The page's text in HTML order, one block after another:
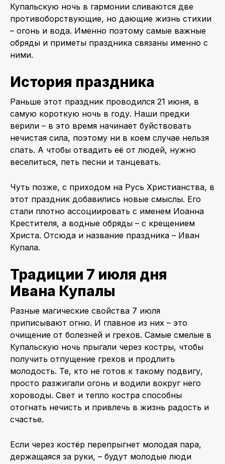
Купальскую ночь в гармонии сливаются две
противоборствующие, но дающие жизнь стихии
– огонь и вода. Именно поэтому самые важные
обряды и приметы праздника связаны именно с
ними.
История праздника
Раньше этот праздник проводился 21 июня, в
самую короткую ночь в году. Наши предки
верили – в это время начинает буйствовать
нечистая сила, поэтому ни в коем случае нельзя
спать. А чтобы отвадить её от людей, нужно
веселиться, петь песни и танцевать.
Чуть позже, с приходом на Русь Христианства, в
этот праздник добавились новые смыслы. Его
стали плотно ассоциировать с именем Иоанна
Крестителя, а водные обряды – с крещением
Христа. Отсюда и название праздника – Иван
Купала.
Традиции 7 июля дня
Ивана Купалы
Разные магические свойства 7 июля
приписывают огню. И главное из них – это
очищение от болезней и грехов. Самые смелые в
Купальскую ночь прыгали через костры, чтобы
получить отпущение грехов и продлить
молодость. Те, кто не готов к такому подвигу,
просто разжигали огонь и водили вокруг него
хороводы. Свет и тепло костра способны
отогнать нечисть и привлечь в жизнь радость и
счастье.
Если через костёр перепрыгнет молодая пара,
держащаяся за руки, – будут молодые люди